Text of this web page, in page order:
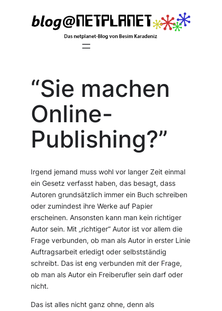
“Sie machen
Online-
Publishing?”
Irgend jemand muss wohl vor langer Zeit einmal
ein Gesetz verfasst haben, das besagt, dass
Autoren grundsätzlich immer ein Buch schreiben
oder zumindest ihre Werke auf Papier
erscheinen. Ansonsten kann man kein richtiger
Autor sein. Mit „richtiger“ Autor ist vor allem die
Frage verbunden, ob man als Autor in erster Linie
Auftragsarbeit erledigt oder selbstständig
schreibt. Das ist eng verbunden mit der Frage,
ob man als Autor ein Freiberufler sein darf oder
nicht.
Das ist alles nicht ganz ohne, denn als